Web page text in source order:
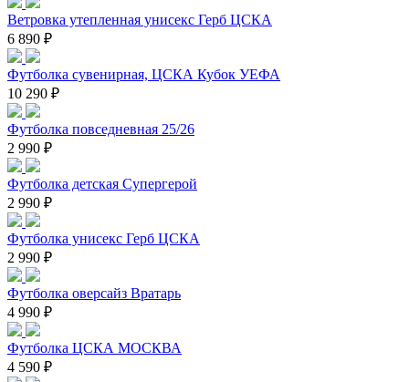
Ветровка утепленная унисекс Герб ЦСКА
6 890 ₽
Футболка сувенирная, ЦСКА Кубок УЕФА
10 290 ₽
Футболка повседневная 25/26
2 990 ₽
Футболка детская Супергерой
2 990 ₽
Футболка унисекс Герб ЦСКА
2 990 ₽
Футболка оверсайз Вратарь
4 990 ₽
Футболка ЦСКА МОСКВА
4 590 ₽